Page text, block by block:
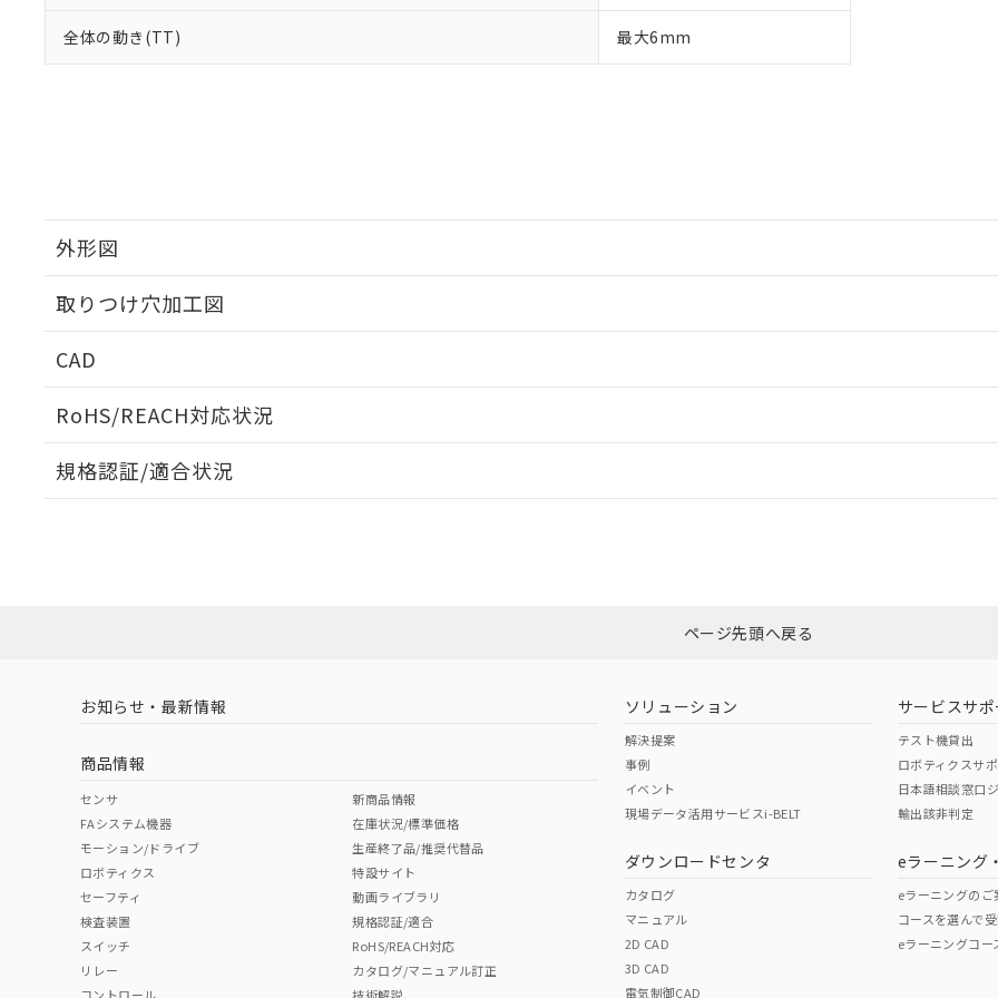
全体の動き(TT) 最大6mm
外形図
取りつけ穴加工図
CAD
RoHS/REACH対応状況
EU RoHS 注意事項・凡例
ダウンロードはこちら
中国 RoHS 注意事項・凡例
中国 RoHS表
Pb Hg Cr(VI)
規格認証/適合状況
ページ先頭へ戻る
お知らせ・最新情報
商品情報
センサ
FAシステム機器
モーション/ドライブ
ロボティクス
セーフティ
検査装置
スイッチ
リレー
新商品情報
在庫状況/標準価格
生産終了品/推奨代替品
特設サイト
動画ライブラリ
規格認証/適合
RoHS/REACH対応
カタログ/マニュアル訂正
ソリューション
解決提案
事例
イベント
現場データ活用サービスi-BELT
ダウンロードセンタ
カタログ
マニュアル
2D CAD
3D CAD
電気制御CAD
サービスサポ
テスト機貸出
ロボティクスサ
日本語相談窓口
輸出該非判定
eラーニング
eラーニングのご
コースを選んで
eラーニングコー